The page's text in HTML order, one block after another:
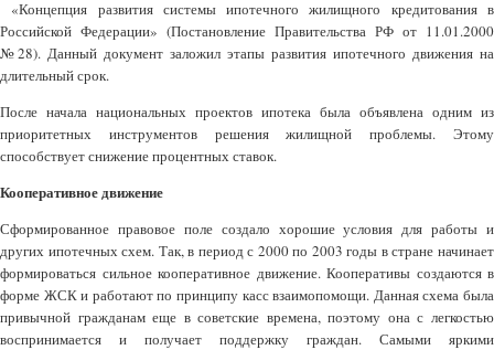
«Концепция развития системы ипотечного жилищного кредитования в
Российской Федерации» (Постановление Правительства РФ от 11.01.2000
№28). Данный документ заложил этапы развития ипотечного движения на
длительный срок.
После начала национальных проектов ипотека была объявлена одним из
приоритетных инструментов решения жилищной проблемы. Этому
способствует снижение процентных ставок.
Кооперативное движение
Сформированное правовое поле создало хорошие условия для работы и
других ипотечных схем. Так, в период с 2000 по 2003 годы в стране начинает
формироваться сильное кооперативное движение. Кооперативы создаются в
форме ЖСК и работают по принципу касс взаимопомощи. Данная схема была
привычной гражданам еще в советские времена, поэтому она с легкостью
воспринимается и получает поддержку граждан. Самыми яркими